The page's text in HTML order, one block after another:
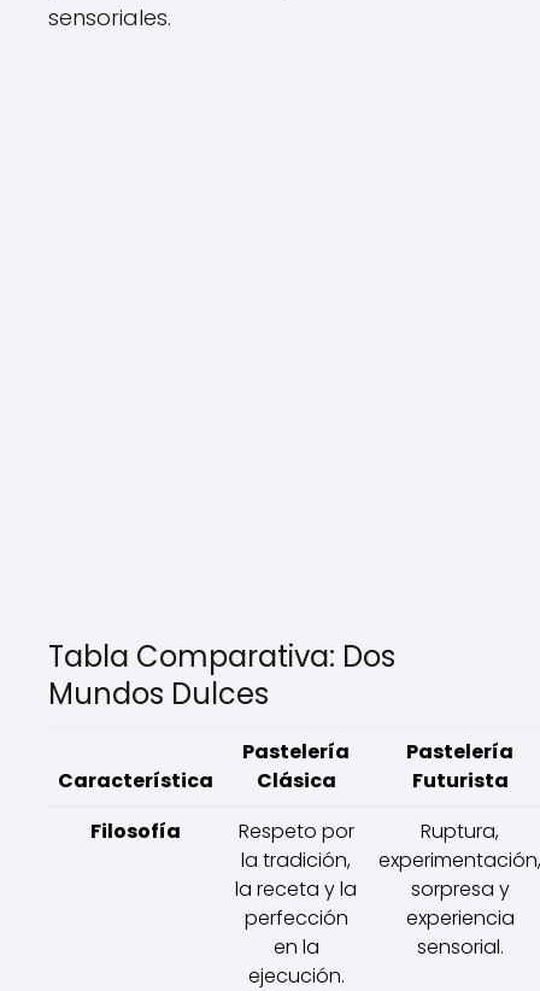
sensoriales.
Tabla Comparativa: Dos
Mundos Dulces
Característica
Pastelería
Clásica
Pastelería
Futurista
Filosofía
Respeto por
la tradición,
la receta y la
perfección
en la
ejecución.
Ruptura,
experimentación,
sorpresa y
experiencia
sensorial.